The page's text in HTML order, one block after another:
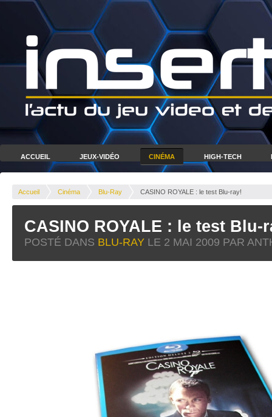
ACCUEIL JEUX-VIDÉO CINÉMA HIGH-TECH
Accueil Cinéma Blu-Ray CASINO ROYALE : le test Blu-ray!
CASINO ROYALE : le test Blu-
POSTÉ DANS BLU-RAY LE 2 MAI 2009 PAR